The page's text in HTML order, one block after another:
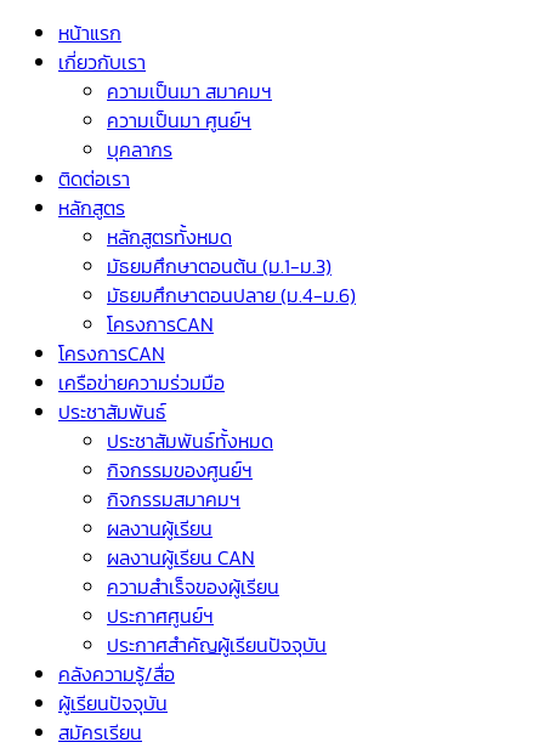
หน้าแรก
เกี่ยวกับเรา
ความเป็นมา สมาคมฯ
ความเป็นมา ศูนย์ฯ
บุคลากร
ติดต่อเรา
หลักสูตร
หลักสูตรทั้งหมด
มัธยมศึกษาตอนต้น (ม.1-ม.3)
มัธยมศึกษาตอนปลาย (ม.4-ม.6)
โครงการCAN
โครงการCAN
เครือข่ายความร่วมมือ
ประชาสัมพันธ์
ประชาสัมพันธ์ทั้งหมด
กิจกรรมของศูนย์ฯ
กิจกรรมสมาคมฯ
ผลงานผู้เรียน
ผลงานผู้เรียน CAN
ความสำเร็จของผู้เรียน
ประกาศศูนย์ฯ
ประกาศสำคัญผู้เรียนปัจจุบัน
คลังความรู้/สื่อ
ผู้เรียนปัจจุบัน
สมัครเรียน